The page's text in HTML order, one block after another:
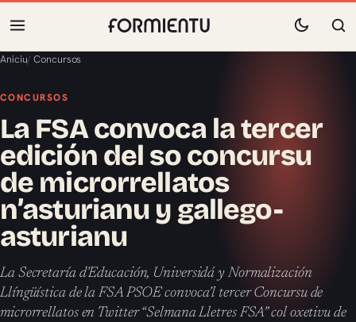
Aniciu/Concursos
CONCURSOS
La FSA convoca la tercer
edición del so concursu
de microrrellatos
n’asturianu y gallego-
asturianu
La Secretaría d’Educación, Universidá y Normalización
Llíngüística de la FSA PSOE convoca’l tercer Concursu de
microrrellatos en Twitter “Selmana Lletres FSA” col oxetivu de